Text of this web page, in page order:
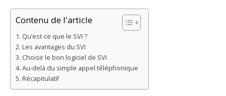
Contenu de l'article
Qu’est-ce que le SVI ?
Les avantages du SVI
Choisir le bon logiciel de SVI
Au-delà du simple appel téléphonique
Récapitulatif